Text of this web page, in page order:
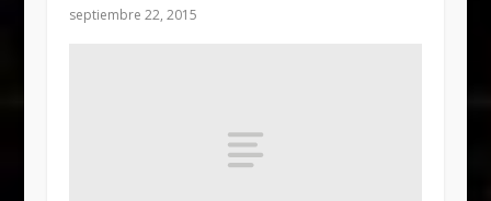
septiembre 22, 2015